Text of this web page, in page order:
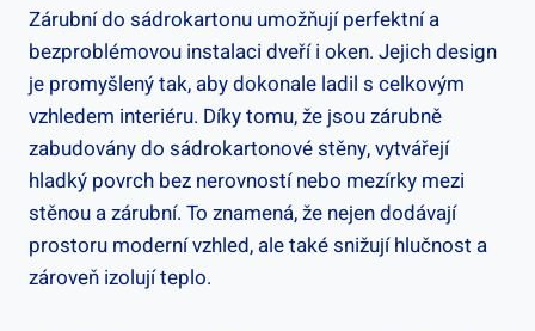
Zárubní do sádrokartonu umožňují perfektní a
bezproblémovou instalaci dveří i oken. Jejich design
je promyšlený tak, aby dokonale ladil s celkovým
vzhledem interiéru. Díky tomu, že jsou zárubně
zabudovány do sádrokartonové stěny, vytvářejí
hladký povrch bez nerovností nebo mezírky mezi
stěnou a zárubní. To znamená, že nejen dodávají
prostoru moderní vzhled, ale také snižují hlučnost a
zároveň izolují teplo.